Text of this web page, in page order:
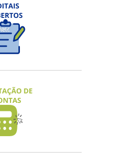
08/2026 – NOVA
2026
contínuo.
17/2026 - PRÊMIO